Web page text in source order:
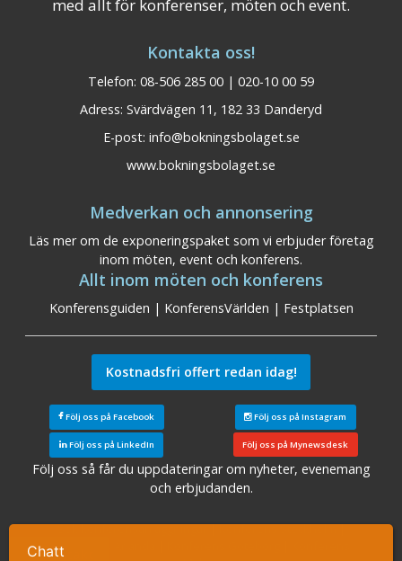
Ta kontakt
med allt för konferenser, möten och event.
Kontakta oss!
Telefon: 08-506 285 00 | 020-10 00 59
Adress: Svärdvägen 11, 182 33 Danderyd
E-post: info@bokningsbolaget.se
www.bokningsbolaget.se
Medverkan och annonsering
Läs mer om de exponeringspaket som vi erbjuder företag
inom möten, event och konferens.
Allt inom möten och konferens
Konferensguiden | KonferensVärlden | Festplatsen
Kostnadsfri offert redan idag!
Följ oss på Facebook Följ oss på Instagram
Följ oss på LinkedIn Följ oss på Mynewsdesk
Följ oss så får du uppdateringar om nyheter, evenemang
och erbjudanden.
Sök konferensanläggningar|Konferens Stockholm|
Konferens Arlanda
Chatt